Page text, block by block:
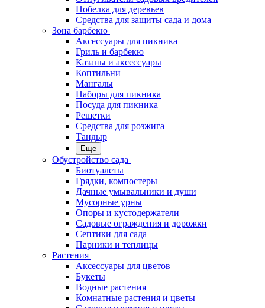
Побелка для деревьев
Средства для защиты сада и дома
Зона барбекю
Аксессуары для пикника
Гриль и барбекю
Казаны и аксессуары
Коптильни
Мангалы
Наборы для пикника
Посуда для пикника
Решетки
Средства для розжига
Тандыр
Еще
Обустройство сада
Биотуалеты
Грядки, компостеры
Дачные умывальники и души
Мусорные урны
Опоры и кустодержатели
Садовые ограждения и дорожки
Септики для сада
Парники и теплицы
Растения
Аксессуары для цветов
Букеты
Водные растения
Комнатные растения и цветы